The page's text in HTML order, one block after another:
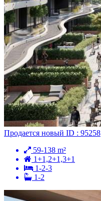
Продается новый ID : 95258
59-138 m²
1+1,2+1,3+1
1-2-3
1-2